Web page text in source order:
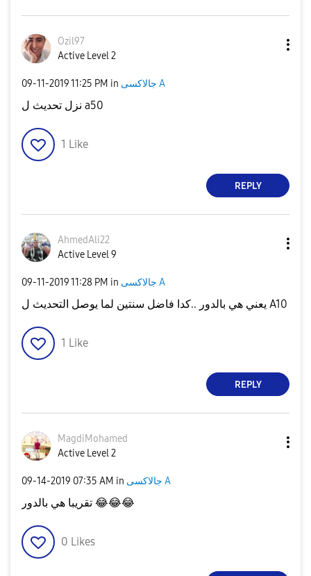
Ozil97
Active Level 2
‎09-11-201911:25 PM in جالاكسى A
نزل تحديث ل a50
1 Like
REPLY
AhmedAli22
Active Level 9
‎09-11-201911:28 PM in جالاكسى A
يعني هي بالدور ..كدا فاضل سنتين لما يوصل التحديث ل A10
1 Like
REPLY
MagdiMohamed
Active Level 2
‎09-14-2019 07:35 AM in جالاكسى A
😂😂😂
0 Likes